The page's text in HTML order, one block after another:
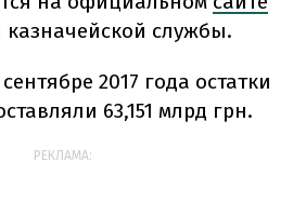
казначейской службы.
2017 года остатки
63,151 млрд грн.
РЕКЛАМА: